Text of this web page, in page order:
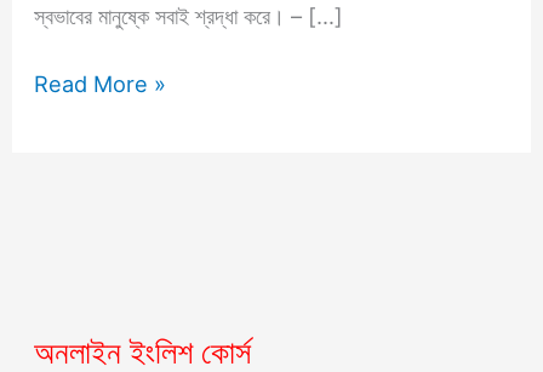
স্বভাবের মানুষ্কে সবাই শ্রদ্ধা করে। – […]
Read More »
অনলাইন ইংলিশ কোর্স